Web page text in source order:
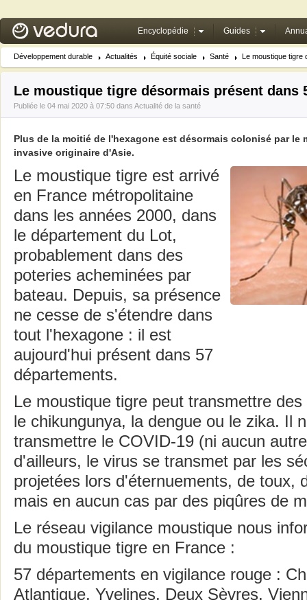
Encyclopédie Guides
Développement durable Actualités Équité sociale Santé Le moustique tigre
Le moustique tigre désormais présent dans
Publiée le 04 mai 2020 à 07:50 dans Actualité de la santé
Plus de la moitié de l'hexagone est désormais colonisé par le
invasive originaire d'Asie.
Le moustique tigre est arrivé
en France métropolitaine
dans les années 2000, dans
le département du Lot,
probablement dans des
poteries acheminées par
bateau. Depuis, sa présence
ne cesse de s'étendre dans
tout l'hexagone : il est
aujourd'hui présent dans 57
départements.
Le moustique tigre peut transmettre
le chikungunya, la dengue ou le zika. Il
transmettre le COVID-19 (ni aucun
d'ailleurs, le virus se transmet par les
projetées lors d'éternuements, de toux,
mais en aucun cas par des piqûres de
Le réseau vigilance moustique nous
du moustique tigre en France :
57 départements en vigilance rouge :
Atlantique, Yvelines, Deux Sèvres,